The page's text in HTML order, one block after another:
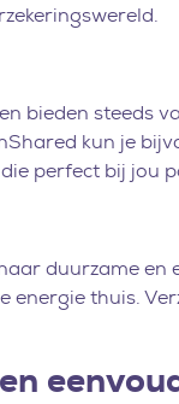
bieden steeds
kun je
perfect bij jou
duurzame
energie thuis.